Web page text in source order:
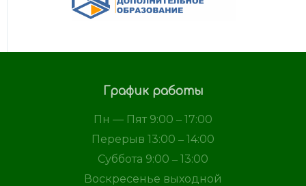
График работы
Пн — Пят 9:00 ‒ 17:00
Перерыв 13:00 ‒ 14:00
Суббота 9:00 ‒ 13:00
Воскресенье выходной